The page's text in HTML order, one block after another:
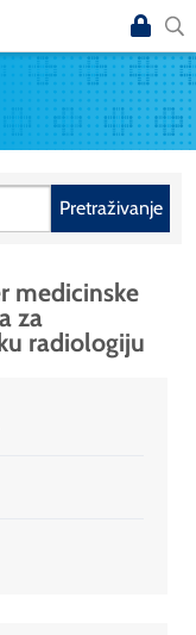
Pretraživanje
medicinske
za
radiologiju